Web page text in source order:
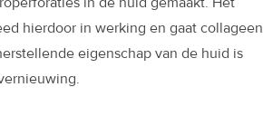
hierdoor in werking en gaat collageen
eigenschap van de huid is